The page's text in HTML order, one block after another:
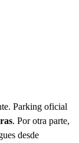
Parking oficial
. Por otra parte,
desde